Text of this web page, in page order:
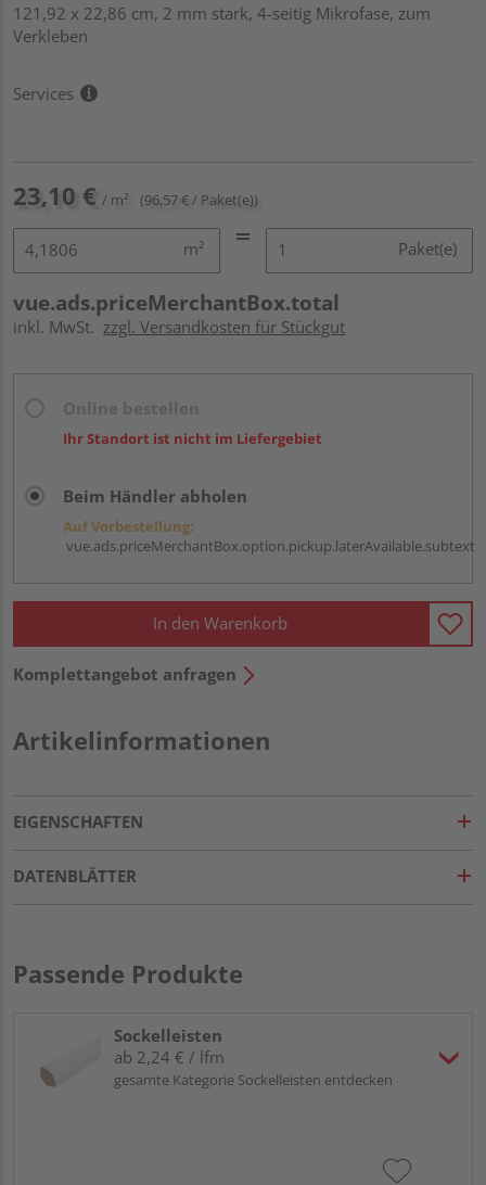
121,92 x 22,86 cm, 2 mm stark, 4-seitig Mikrofase, zum
Verkleben
Services
23,10 € / m² (96,57 € / Paket(e))
m² Paket(e)
vue.ads.priceMerchantBox.total
inkl. MwSt. zzgl. Versandkosten für Stückgut
Ihr Standort ist nicht im Liefergebiet
Beim Händler abholen
Auf Vorbestellung:
vue.ads.priceMerchantBox.option.pickup.laterAvailable.subtext
In den Warenkorb
Komplettangebot anfragen
Artikelinformationen
EIGENSCHAFTEN
DATENBLÄTTER
Passende Produkte
Sockelleisten
ab 2,24 € / lfm
gesamte Kategorie Sockelleisten entdecken